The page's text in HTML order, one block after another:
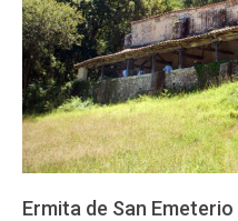
Ermita de San